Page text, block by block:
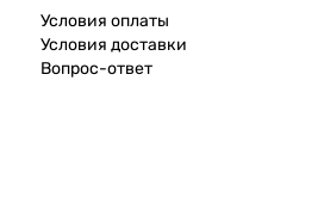
Условия оплаты
Условия доставки
Вопрос-ответ